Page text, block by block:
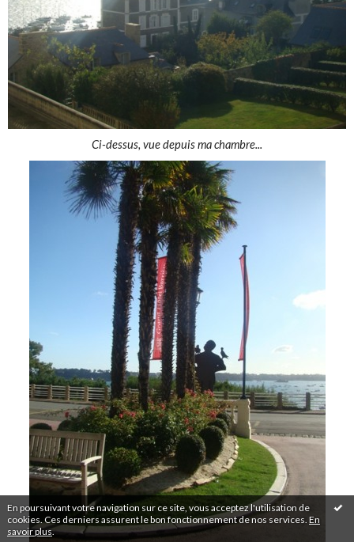
En poursuivant votre navigation sur ce site, vous acceptez l'utilisation de
cookies. Ces derniers assurent le bon fonctionnement de nos services. En
savoir plus.
Ci-dessus, vue depuis ma chambre...